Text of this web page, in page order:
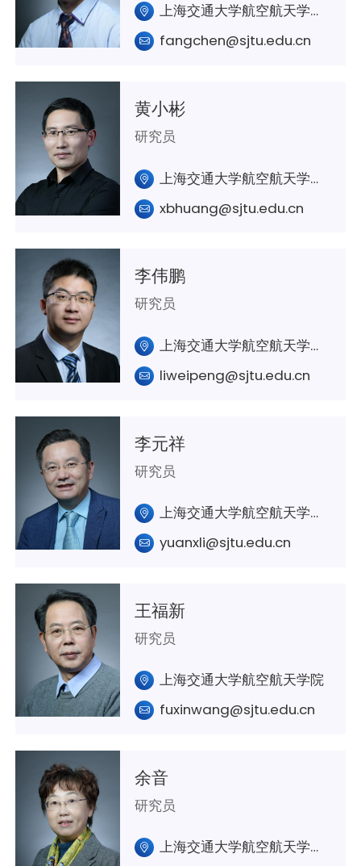
上海交通大学航空航天学院A329室
fangchen@sjtu.edu.cn
黄小彬
研究员
上海交通大学航空航天学院A403室
xbhuang@sjtu.edu.cn
李伟鹏
研究员
上海交通大学航空航天学院A320室
liweipeng@sjtu.edu.cn
李元祥
研究员
上海交通大学航空航天学院A433室 航空智能光电技术实验室
yuanxli@sjtu.edu.cn
王福新
研究员
上海交通大学航空航天学院
fuxinwang@sjtu.edu.cn
余音
研究员
上海交通大学航空航天学院A429室